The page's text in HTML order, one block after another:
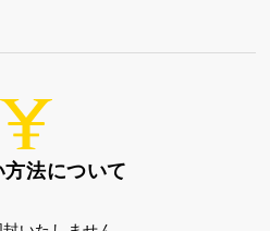
しんふぉにー
方法について